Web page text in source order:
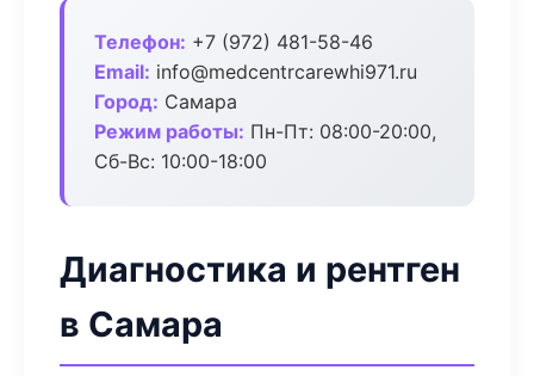
Телефон: +7 (972) 481-58-46
Email: info@medcentrcarewhi971.ru
Город: Самара
Режим работы: Пн-Пт: 08:00-20:00,
Сб-Вс: 10:00-18:00
Диагностика и рентген
в Самара